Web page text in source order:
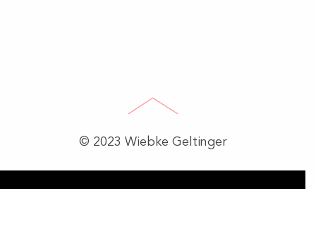
© 2023 Wiebke Geltinger